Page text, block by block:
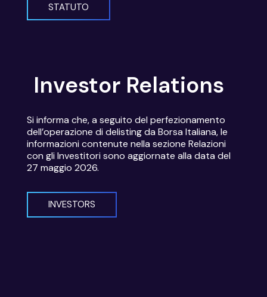
STATUTO
Investor Relations
Si informa che, a seguito del perfezionamento
dell’operazione di delisting da Borsa Italiana, le
informazioni contenute nella sezione Relazioni
con gli Investitori sono aggiornate alla data del
27 maggio 2026.
INVESTORS